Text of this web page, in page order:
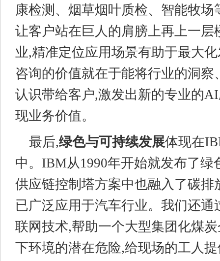
康检测、烟草烟叶质检、智能牧场
让客户站在巨人的肩膀上再上一层
业,精准定位应用场景有助于最大
咨询的价值就在于能将行业的洞察
认识带给客户,激发出新的专业的
现业务价值。
最后,绿色与可持续发展体现在
中。IBM从1990年开始就发布了绿
供应链控制塔方案中也融入了碳排
已广泛应用于汽车行业。我们还
联网技术,帮助一个大型集团化煤
下环境的潜在危险,给现场的工人